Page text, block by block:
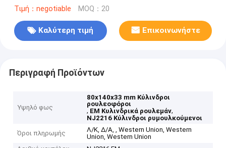
Τιμή：negotiable MOQ：20
Καλύτερη τιμή Επικοινωνήστε
Περιγραφή Προϊόντων
Υψηλό φως
80x140x33 mm Κύλινδροι
ρουλεοφόροι
, EM Κυλινδρικά ρουλεμάν,
NJ2216 Κύλινδροι ρυμουλκούμενοι
Όροι πληρωμής
Λ/Κ, Δ/Α, , Western Union, Western
Union, Western Union